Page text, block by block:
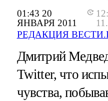
01:43 20
ЯНВАРЯ 2011
РЕДАКЦИЯ
Дмитрий
Twitter, что
чувства,